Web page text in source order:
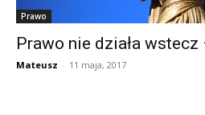
Prawo
Prawo nie działa
Mateusz - 11 maja, 2017